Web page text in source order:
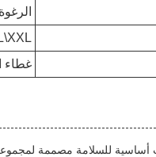
غطاء
للسلامة مصممة لمجموعة